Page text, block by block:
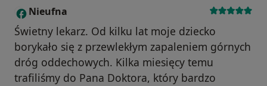
N Nieufna
Świetny lekarz. Od kilku lat moje dziecko
borykało się z przewlekłym zapaleniem górnych
dróg oddechowych. Kilka miesięcy temu
trafiliśmy do Pana Doktora, który bardzo